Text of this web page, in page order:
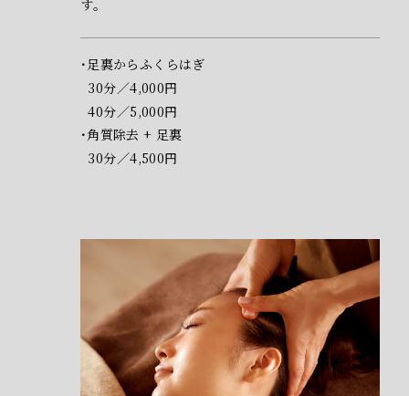
す。
足裏からふくらはぎ
30分／4,000円
40分／5,000円
角質除去 + 足裏
30分／4,500円